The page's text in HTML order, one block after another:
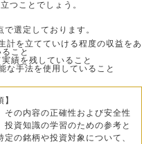
つことでしょう。
選定しております。
計を立てていける程度の収益をあ
こと
績を残していること
な手法を使用していること
の内容の正確性および安全性
資知識の学習のための参考と
の銘柄や投資対象について、